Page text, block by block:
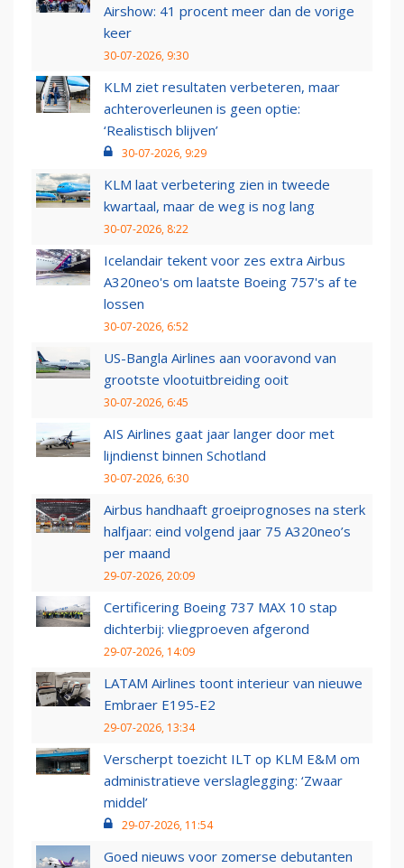
Airshow: 41 procent meer dan de vorige
keer
30-07-2026, 9:30
KLM ziet resultaten verbeteren, maar
achteroverleunen is geen optie:
‘Realistisch blijven’
30-07-2026, 9:29
KLM laat verbetering zien in tweede
kwartaal, maar de weg is nog lang
30-07-2026, 8:22
Icelandair tekent voor zes extra Airbus
A320neo's om laatste Boeing 757's af te
lossen
30-07-2026, 6:52
US-Bangla Airlines aan vooravond van
grootste vlootuitbreiding ooit
30-07-2026, 6:45
AIS Airlines gaat jaar langer door met
lijndienst binnen Schotland
30-07-2026, 6:30
Airbus handhaaft groeiprognoses na sterk
halfjaar: eind volgend jaar 75 A320neo’s
per maand
29-07-2026, 20:09
Certificering Boeing 737 MAX 10 stap
dichterbij: vliegproeven afgerond
29-07-2026, 14:09
LATAM Airlines toont interieur van nieuwe
Embraer E195-E2
29-07-2026, 13:34
Verscherpt toezicht ILT op KLM E&M om
administratieve verslaglegging: ‘Zwaar
middel’
29-07-2026, 11:54
Goed nieuws voor zomerse debutanten